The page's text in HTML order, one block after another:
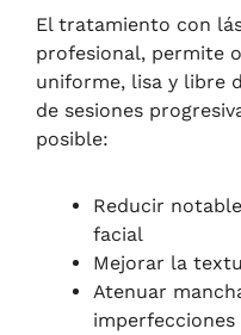
El tratamiento con
profesional, permite
uniforme, lisa y libre
de sesiones
posible:
Reducir
facial
Mejorar la
Atenuar
imperfecciones